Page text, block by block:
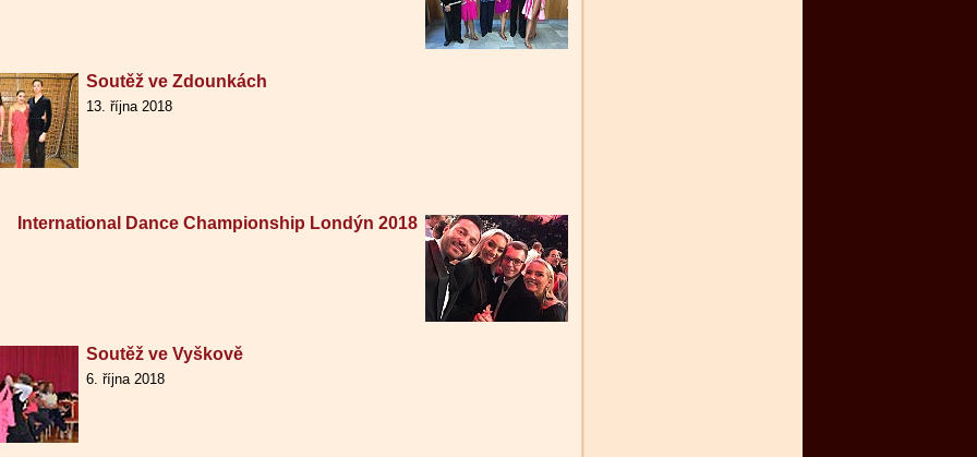
Soutěž ve Zdounkách
13. října 2018
International Dance Championship Londýn 2018
Soutěž ve Vyškově
6. října 2018